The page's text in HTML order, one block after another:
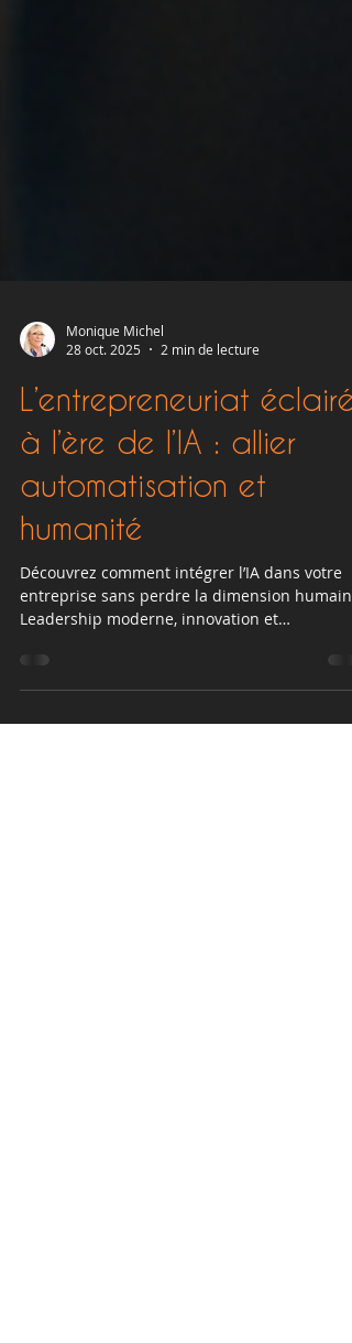
28 oct. 2025
2 min de lecture
L’entrepreneuriat éclairé
à l’ère de l’IA : allier
automatisation et
humanité
Découvrez comment intégrer l’IA dans votre
Leadership moderne, innovation et
performance alignée.